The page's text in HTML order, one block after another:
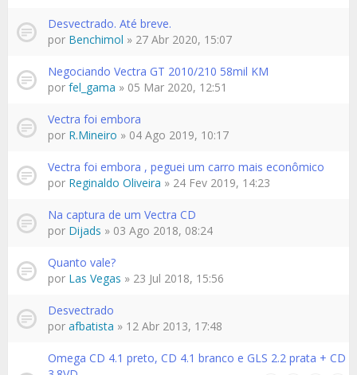
Desvectrado. Até breve.
por Benchimol » 27 Abr 2020, 15:07
Negociando Vectra GT 2010/210 58mil KM
por fel_gama » 05 Mar 2020, 12:51
Vectra foi embora
por R.Mineiro » 04 Ago 2019, 10:17
Vectra foi embora , peguei um carro mais econômico
por Reginaldo Oliveira » 24 Fev 2019, 14:23
Na captura de um Vectra CD
por Dijads » 03 Ago 2018, 08:24
Quanto vale?
por Las Vegas » 23 Jul 2018, 15:56
Desvectrado
por afbatista » 12 Abr 2013, 17:48
Omega CD 4.1 preto, CD 4.1 branco e GLS 2.2 prata + CD